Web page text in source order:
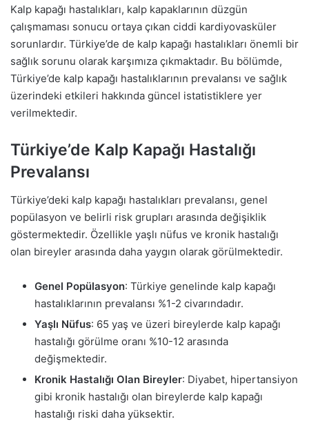
Kalp kapağı hastalıkları, kalp kapaklarının düzgün
çalışmaması sonucu ortaya çıkan ciddi kardiyovasküler
sorunlardır. Türkiye’de de kalp kapağı hastalıkları önemli bir
sağlık sorunu olarak karşımıza çıkmaktadır. Bu bölümde,
Türkiye’de kalp kapağı hastalıklarının prevalansı ve sağlık
üzerindeki etkileri hakkında güncel istatistiklere yer
verilmektedir.
Türkiye’de Kalp Kapağı Hastalığı
Prevalansı
Türkiye’deki kalp kapağı hastalıkları prevalansı, genel
popülasyon ve belirli risk grupları arasında değişiklik
göstermektedir. Özellikle yaşlı nüfus ve kronik hastalığı
olan bireyler arasında daha yaygın olarak görülmektedir.
Genel Popülasyon: Türkiye genelinde kalp kapağı
hastalıklarının prevalansı %1-2 civarındadır.
Yaşlı Nüfus: 65 yaş ve üzeri bireylerde kalp kapağı
hastalığı görülme oranı %10-12 arasında
değişmektedir.
Kronik Hastalığı Olan Bireyler: Diyabet, hipertansiyon
gibi kronik hastalığı olan bireylerde kalp kapağı
hastalığı riski daha yüksektir.